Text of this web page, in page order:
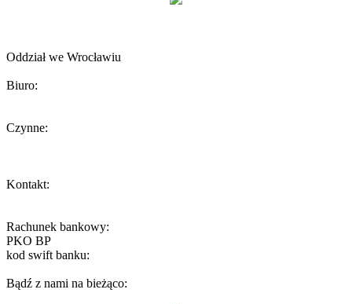
Oddział we Wrocławiu
Biuro:
Czynne:
Kontakt:
Rachunek bankowy:
PKO BP
kod swift banku:
Bądź z nami na bieżąco: